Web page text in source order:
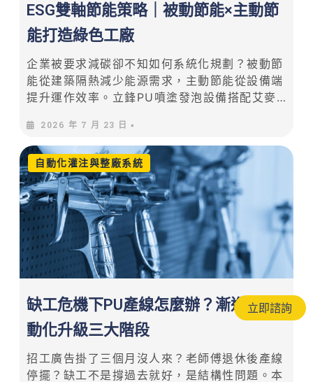
立即諮詢
ESG雙軸節能策略｜被動節能×主動節
能打造綠色工廠
企業被要求減碳卻不知如何系統化規劃？被動節
能從建築隔熱減少能源需求，主動節能從設備端
提升運作效率。立鋒PU噴塗發泡設備搭配艾麥
2026 年 7 月 23 日 •
缺工危機下PU產線怎麼辦？漸進式自
動化升級三大階段
招工廣告掛了三個月沒人來？老師傅退休後產線
停擺？缺工不是撐過去就好，是結構性問題。本
自動化灌注與整廠系統